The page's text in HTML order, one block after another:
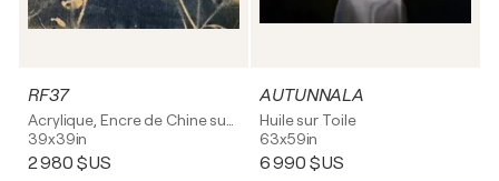
RF37
39x39in
2 980 $US
AUTUNNALA
Huile sur Toile
63x59in
6 990 $US